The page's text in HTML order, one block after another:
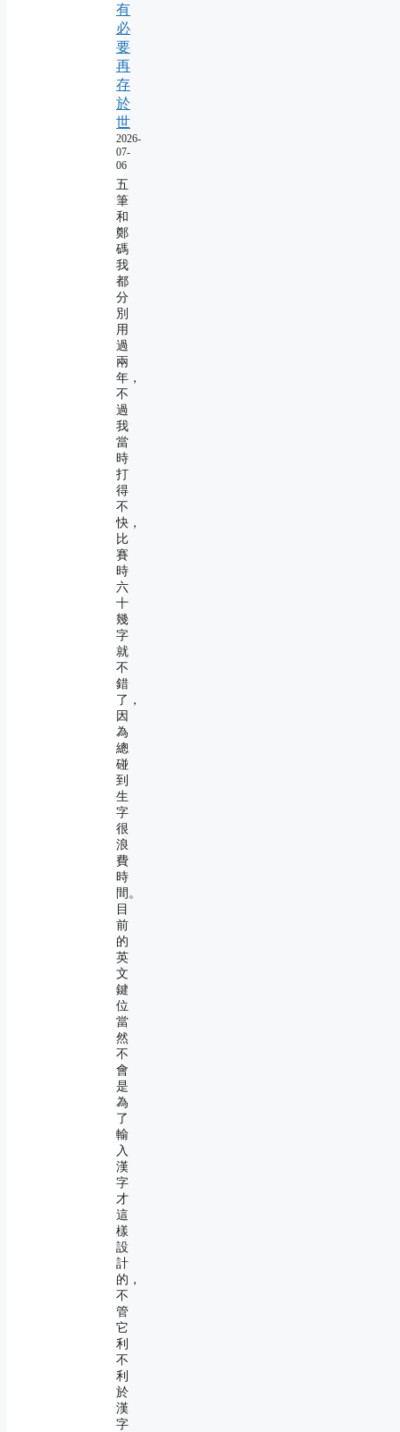
有
必
要
再
存
於
世
2026-
07-
06
五
筆
和
鄭
碼
我
都
分
別
用
過
兩
年，
不
過
我
當
時
打
得
不
快，
比
賽
時
六
十
幾
字
就
不
錯
了，
因
為
總
碰
到
生
字
很
浪
費
時
間。
目
前
的
英
文
鍵
位
當
然
不
會
是
為
了
輸
入
漢
字
才
這
樣
設
計
的，
不
管
它
利
不
利
於
漢
字